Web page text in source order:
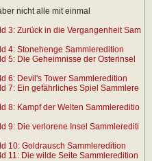
nicht alle mit einmal
3: Zurück in die Vergangenheit Sam
4: Stonehenge Sammleredition
5: Die Geheimnisse der Osterinsel
6: Devil's Tower Sammleredition
7: Ein gefährliches Spiel Sammlere
8: Kampf der Welten Sammlereditio
9: Die verlorene Insel Sammlerediti
10: Goldrausch Sammleredition
11: Die wilde Seite Sammleredition